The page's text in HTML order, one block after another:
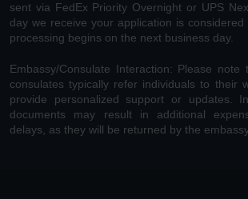
sent via FedEx Priority Overnight or UPS
day we receive your application is
processing begins on the next business day.
Embassy/Consulate Interaction: Please note
consulates typically refer individuals to their
provide personalized support or updates.
documents may result in additional
delays, as they will be returned by the